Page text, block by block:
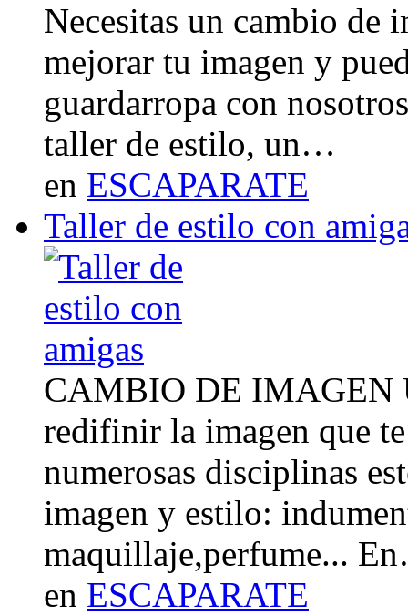
Necesitas un cambio de
mejorar tu imagen y
guardarropa con
taller de estilo, un…
en ESCAPARATE
Taller de estilo con
CAMBIO DE IMAGEN
redifinir la imagen que
numerosas disciplinas
imagen y estilo:
maquillaje,perfume...
en ESCAPARATE